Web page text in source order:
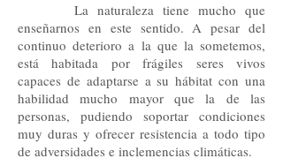
La naturaleza tiene mucho que
enseñarnos en este sentido. A pesar del
continuo deterioro a la que la sometemos,
está habitada por frágiles seres vivos
capaces de adaptarse a su hábitat con una
habilidad mucho mayor que la de las
personas, pudiendo soportar condiciones
muy duras y ofrecer resistencia a todo tipo
de adversidades e inclemencias climáticas.